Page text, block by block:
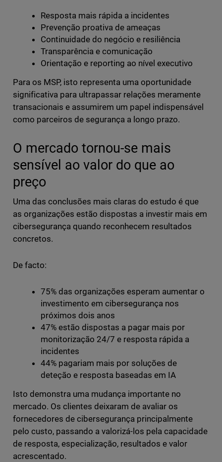
Resposta mais rápida a incidentes
Prevenção proativa de ameaças
Continuidade do negócio e resiliência
Transparência e comunicação
Orientação e reporting ao nível executivo
Para os MSP, isto representa uma oportunidade
significativa para ultrapassar relações meramente
transacionais e assumirem um papel indispensável
como parceiros de segurança a longo prazo.
O mercado tornou-se mais
sensível ao valor do que ao
preço
Uma das conclusões mais claras do estudo é que
as organizações estão dispostas a investir mais em
cibersegurança quando reconhecem resultados
concretos.
De facto:
75% das organizações esperam aumentar o
investimento em cibersegurança nos
próximos dois anos
47% estão dispostas a pagar mais por
monitorização 24/7 e resposta rápida a
incidentes
44% pagariam mais por soluções de
deteção e resposta baseadas em IA
Isto demonstra uma mudança importante no
mercado. Os clientes deixaram de avaliar os
fornecedores de cibersegurança principalmente
pelo custo, passando a valorizá-los pela capacidade
de resposta, especialização, resultados e valor
acrescentado.